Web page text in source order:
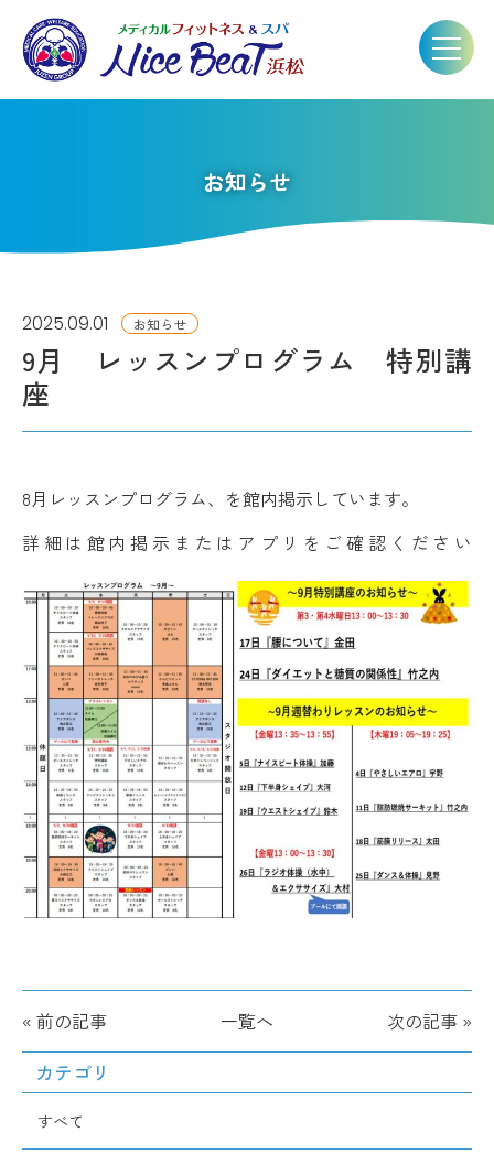
お知らせ
2025.09.01 お知らせ
9月 レッスンプログラム 特別講
座
8月レッスンプログラム、を館内掲示しています。
詳細は館内掲示またはアプリをご確認ください
« 前の記事 一覧へ 次の記事 »
カテゴリ
すべて